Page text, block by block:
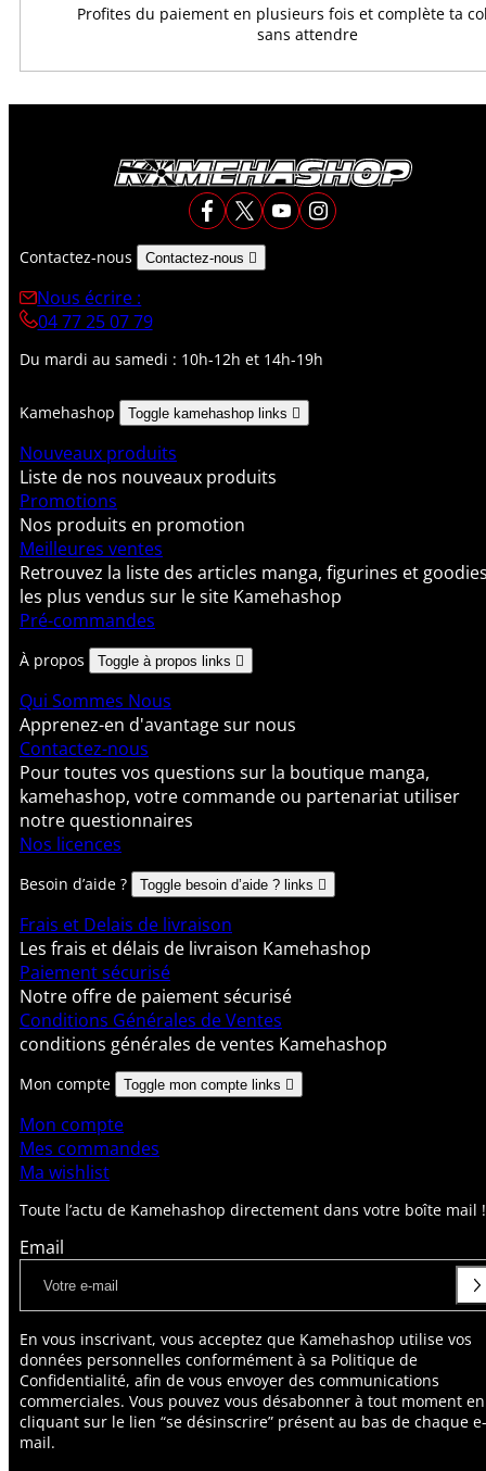
Profites du paiement en plusieurs fois et complète ta
sans attendre
Toute l’actu de Kamehashop directement dans votre boîte mail !
Email
En vous inscrivant, vous acceptez que Kamehashop utilise vos
données personnelles conformément à sa Politique de
Confidentialité, afin de vous envoyer des communications
commerciales. Vous pouvez vous désabonner à tout moment en
cliquant sur le lien “se désinscrire” présent au bas de chaque e-
mail.
Contactez-nous Contactez-nous 
Nous écrire :
04 77 25 07 79
Du mardi au samedi : 10h-12h et 14h-19h
Kamehashop Toggle kamehashop links 
Nouveaux produits
Liste de nos nouveaux produits
Promotions
Nos produits en promotion
Meilleures ventes
Retrouvez la liste des articles manga, figurines et
les plus vendus sur le site Kamehashop
Pré-commandes
À propos Toggle à propos links 
Qui Sommes Nous
Apprenez-en d'avantage sur nous
Contactez-nous
Pour toutes vos questions sur la boutique manga,
kamehashop, votre commande ou partenariat utiliser
notre questionnaires
Nos licences
Besoin d’aide ? Toggle besoin d’aide ? links 
Frais et Delais de livraison
Les frais et délais de livraison Kamehashop
Paiement sécurisé
Notre offre de paiement sécurisé
Conditions Générales de Ventes
conditions générales de ventes Kamehashop
Mon compte Toggle mon compte links 
Mon compte
Mes commandes
Ma wishlist